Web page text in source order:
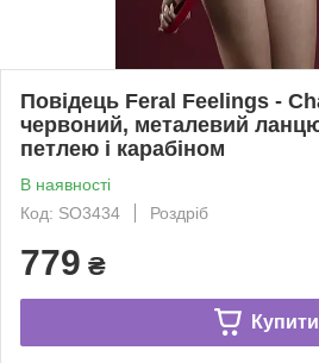
Повідець Feral Feelings -
червоний, металевий
петлею і карабіном
В наявності
Код: SO3434
Роздріб
779 ₴
Купити